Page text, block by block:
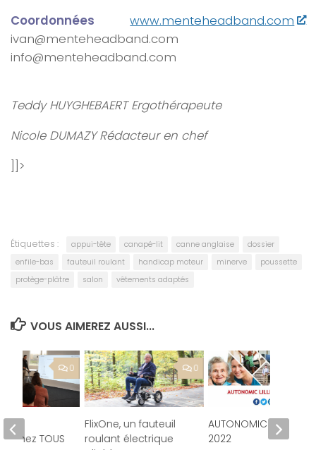
Coordonnées
www.menteheadband.com
ivan@menteheadband.com
info@menteheadband.com
Teddy HUYGHEBAERTErgothérapeute
Nicole DUMAZYRédacteur en chef
]]>
Étiquettes : appui-tête canapé-lit canne anglaise
dossier
enfile-bas
fauteuil roulant handicap moteur minerve
poussette
protège-plâtre
salon vêtements adaptés
VOUS AIMEREZ AUSSI...
0
FlixOne, un fauteuil
roulant électrique
AUTONOMIC LILLE
2022
0
de
chez TOUS